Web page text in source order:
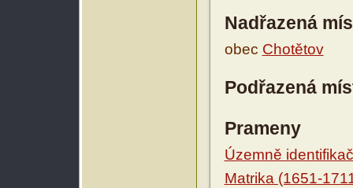
Nadřazená
obec Chotětov
Podřazená
Prameny
Územně
Matrika (1651-